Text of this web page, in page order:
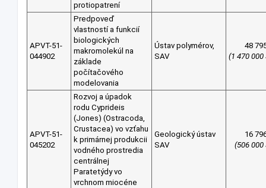
protiopatrení
APVT-51-
044902
Predpoveď
vlastností a funkcií
biologických
makromolekúl na
základe
počítačového
modelovania
Ústav polymérov,
SAV
48
(1 470 000
APVT-51-
045202
Rozvoj a úpadok
rodu Cyprideis
(Jones) (Ostracoda,
Crustacea) vo vzťahu
k primárnej produkcii
vodného prostredia
centrálnej
Paratetýdy vo
vrchnom miocéne
Geologický ústav
SAV
16
(506 000